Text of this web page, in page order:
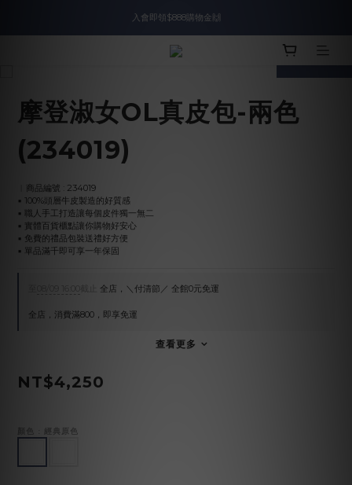
入會即領$888購物金🙌
入會即領$888購物金🙌
送爸好禮🎁$1588起
入會即領$888購物金🙌
prev next
摩登淑女OL真皮包-兩色
(234019)
︱商品編號 : 234019
▪︎ 100%頭層牛皮製造的好質感
▪︎ 職人手工打造讓每個皮件獨一無二
▪︎ 實體百貨櫃點讓你購物好安心
▪︎ 免費的禮品包裝送禮好方便
▪︎ 單品滿千即可享一年保固
全店，＼付清節／ 全館0元免運
全店，消費滿800，即享免運
查看更多
NT$4,250
: 經典原色